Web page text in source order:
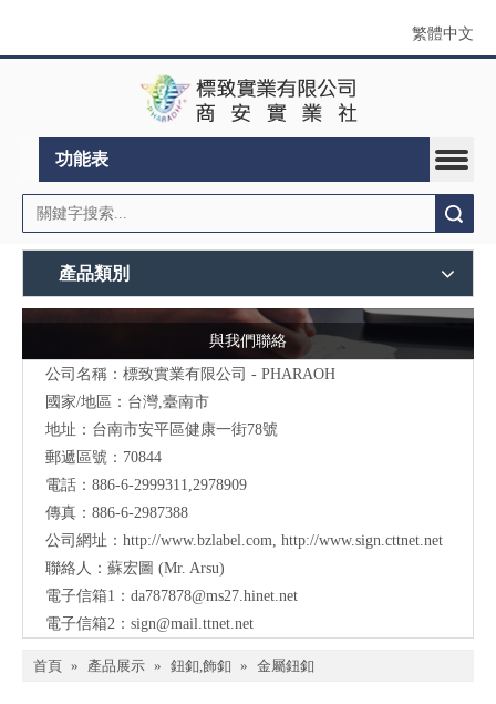
繁體中文
功能表
產品類別
與我們聯絡
公司名稱：標致實業有限公司 - PHARAOH
國家/地區：台灣,臺南市
地址：台南市安平區健康一街78號
郵遞區號：70844
電話：886-6-2999311,2978909
傳真：886-6-2987388
公司網址： http://www.bzlabel.com http://www.sign.cttnet.net
聯絡人：蘇宏圖 (Mr. Arsu)
電子信箱1： da787878@ms27.hinet.net
電子信箱2： sign@mail.ttnet.net
首頁 » 產品展示 » 鈕釦,飾釦 » 金屬鈕釦